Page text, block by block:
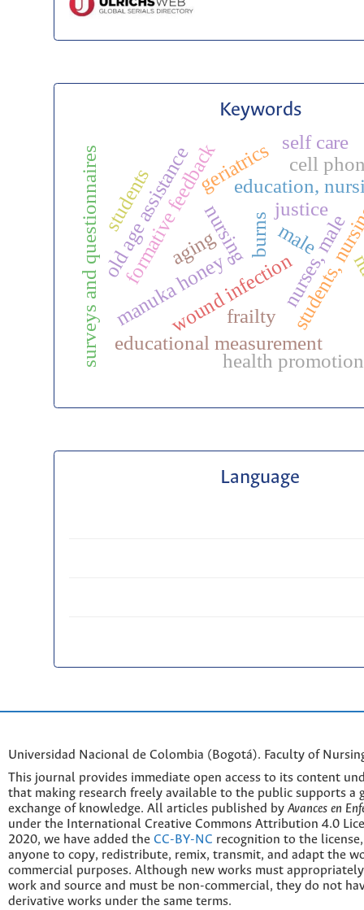
Keywords
nursing nurses, male
students,
male
educational measurement
education,
formative feedback
wound infection
manuka honey
burns
aging
frailty
old age assistance justice
geriatrics
surveys and questionnaires health promotion
students
cell
self care
Language
Universidad Nacional de Colombia (Bogotá). Faculty of
This journal provides immediate open access to its content
that making research freely available to the public supports a
exchange of knowledge. All articles published by Avances en
under the International Creative Commons Attribution 4.0
2020, we have added the CC-BY-NC recognition to the
anyone to copy, redistribute, remix, transmit, and adapt the
commercial purposes. Although new works must
work and source and must be non-commercial, they do not
derivative works under the same terms.